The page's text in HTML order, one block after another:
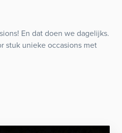
En dat doen we dagelijks.
stuk unieke occasions met